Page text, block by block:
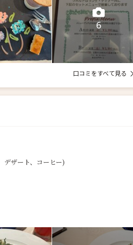
6
口コミをすべて見る
デザート、コーヒー)